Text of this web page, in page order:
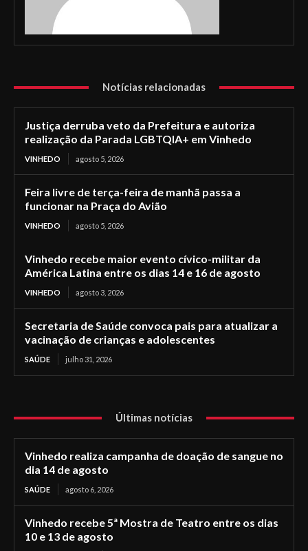
Notícias relacionadas
Justiça derruba veto da Prefeitura e autoriza
realização da Parada LGBTQIA+ em Vinhedo
VINHEDO agosto 5, 2026
Feira livre de terça-feira de manhã passa a
funcionar na Praça do Avião
VINHEDO agosto 5, 2026
Vinhedo recebe maior evento cívico-militar da
América Latina entre os dias 14 e 16 de agosto
VINHEDO agosto 3, 2026
Secretaria de Saúde convoca pais para atualizar a
vacinação de crianças e adolescentes
SAÚDE julho 31, 2026
Últimas notícias
Vinhedo realiza campanha de doação de sangue no
dia 14 de agosto
SAÚDE agosto 6, 2026
Vinhedo recebe 5ª Mostra de Teatro entre os dias
10 e 13 de agosto